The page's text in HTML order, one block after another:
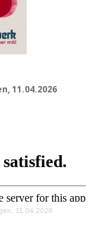
11.04.2026
11.04.2026